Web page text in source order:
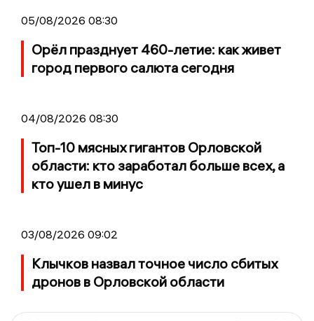
05/08/2026 08:30
Орёл празднует 460-летие: как живет
город первого салюта сегодня
04/08/2026 08:30
Топ-10 мясных гигантов Орловской
области: кто заработал больше всех, а
кто ушел в минус
03/08/2026 09:02
Клычков назвал точное число сбитых
дронов в Орловской области